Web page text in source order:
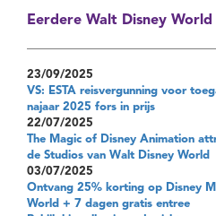
Eerdere Walt Disney
23/09/2025
VS: ESTA reisvergunning voor
najaar 2025 fors in prijs
22/07/2025
The Magic of Disney Animation
de Studios van Walt Disney World
03/07/2025
Ontvang 25% korting op Disney
World + 7 dagen gratis entree